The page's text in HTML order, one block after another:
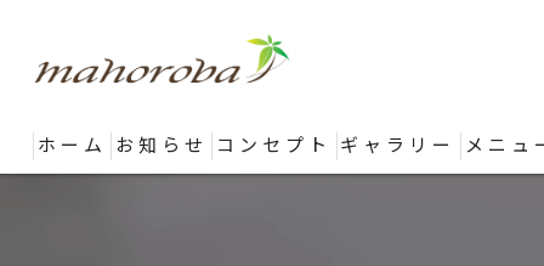
ホーム お知らせ コンセプト ギャラリー メニュ